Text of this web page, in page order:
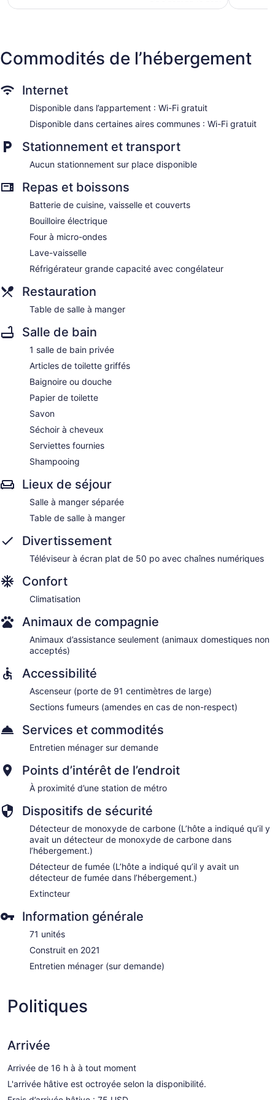
204 $ CA
Commodités de l’hébergement
Internet
Disponible dans l’appartement : Wi-Fi gratuit
Disponible dans certaines aires communes : Wi-Fi gratuit
Stationnement et transport
Aucun stationnement sur place disponible
Repas et boissons
Batterie de cuisine, vaisselle et couverts
Bouilloire électrique
Four à micro-ondes
Lave-vaisselle
Réfrigérateur grande capacité avec congélateur
Restauration
Table de salle à manger
Salle de bain
1 salle de bain privée
Articles de toilette griffés
Baignoire ou douche
Papier de toilette
Savon
Séchoir à cheveux
Serviettes fournies
Shampooing
Lieux de séjour
Salle à manger séparée
Table de salle à manger
Divertissement
Téléviseur à écran plat de 50 po avec chaînes numériques
Confort
Climatisation
Animaux de compagnie
Animaux d’assistance seulement (animaux domestiques non
acceptés)
Accessibilité
Ascenseur (porte de 91 centimètres de large)
Sections fumeurs (amendes en cas de non-respect)
Services et commodités
Entretien ménager sur demande
Points d’intérêt de l’endroit
À proximité d’une station de métro
Dispositifs de sécurité
Détecteur de monoxyde de carbone (L’hôte a indiqué qu’il y
avait un détecteur de monoxyde de carbone dans
l’hébergement.)
Détecteur de fumée (L’hôte a indiqué qu’il y avait un
détecteur de fumée dans l’hébergement.)
Extincteur
Information générale
71 unités
Construit en 2021
Entretien ménager (sur demande)
Politiques
Arrivée
Arrivée de 16 h à à tout moment
L'arrivée hâtive est octroyée selon la disponibilité.